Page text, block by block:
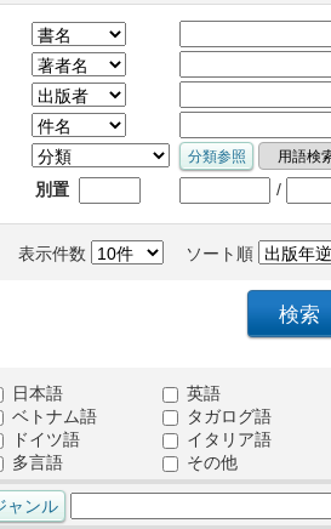
別置 /
表示件数 ソート順
日本語
英語
ベトナム語
タガログ語
ドイツ語
イタリア語
多言語
その他